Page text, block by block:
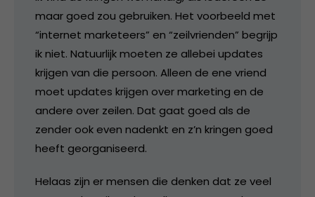
maar goed zou gebruiken. Het voorbeeld met
“internet marketeers” en “zeilvrienden” begrijp
ik niet. Natuurlijk moeten ze allebei updates
krijgen van die persoon. Alleen de ene vriend
moet updates krijgen over marketing en de
andere over zeilen. Dat gaat goed als de
zender ook even nadenkt en z’n kringen goed
heeft georganiseerd.
Helaas zijn er mensen die denken dat ze veel